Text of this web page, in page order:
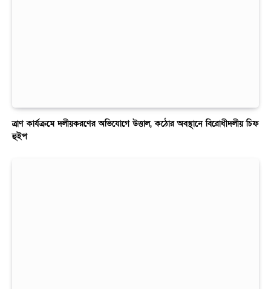
ত্রাণ কার্যক্রমে দলীয়করণের অভিযোগে উত্তাল, কঠোর অবস্থানে বিরোধীদলীয় চিফ
হুইপ